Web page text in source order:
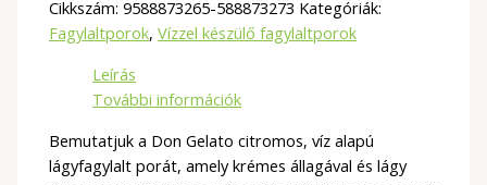
Cikkszám:9588873265-588873273 Kategóriák:
Fagylaltporok,Vízzel készülő fagylaltporok
Leírás
További információk
Bemutatjuk a Don Gelato citromos, víz alapú
lágyfagylalt porát, amely krémes állagával és lágy